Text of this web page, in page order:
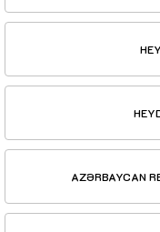
AZƏRBAYCAN